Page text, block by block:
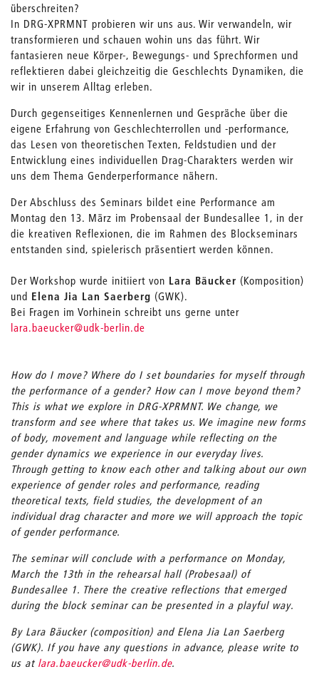
überschreiten?
In DRG-XPRMNT probieren wir uns aus. Wir verwandeln, wir
transformieren und schauen wohin uns das führt. Wir
fantasieren neue Körper-, Bewegungs- und Sprechformen und
reflektieren dabei gleichzeitig die Geschlechts Dynamiken, die
wir in unserem Alltag erleben.
Durch gegenseitiges Kennenlernen und Gespräche über die
eigene Erfahrung von Geschlechterrollen und -performance,
das Lesen von theoretischen Texten, Feldstudien und der
Entwicklung eines individuellen Drag-Charakters werden wir
uns dem Thema Genderperformance nähern.
Der Abschluss des Seminars bildet eine Performance am
Montag den 13. März im Probensaal der Bundesallee 1, in der
die kreativen Reflexionen, die im Rahmen des Blockseminars
entstanden sind, spielerisch präsentiert werden können.
Der Workshop wurde initiiert von Lara Bäucker (Komposition)
und Elena Jia Lan Saerberg (GWK).
Bei Fragen im Vorhinein schreibt uns gerne unter
lara.baeucker@udk-berlin.de
How do I move? Where do I set boundaries for myself through
the performance of a gender? How can I move beyond them?
This is what we explore in DRG-XPRMNT. We change, we
transform and see where that takes us. We imagine new forms
of body, movement and language while reflecting on the
gender dynamics we experience in our everyday lives.
Through getting to know each other and talking about our own
experience of gender roles and performance, reading
theoretical texts, field studies, the development of an
individual drag character and more we will approach the topic
of gender performance.
The seminar will conclude with a performance on Monday,
March the 13th in the rehearsal hall (Probesaal) of
Bundesallee 1. There the creative reflections that emerged
during the block seminar can be presented in a playful way.
By Lara Bäucker (composition) and Elena Jia Lan Saerberg
(GWK). If you have any questions in advance, please write to
us at lara.baeucker@udk-berlin.de.